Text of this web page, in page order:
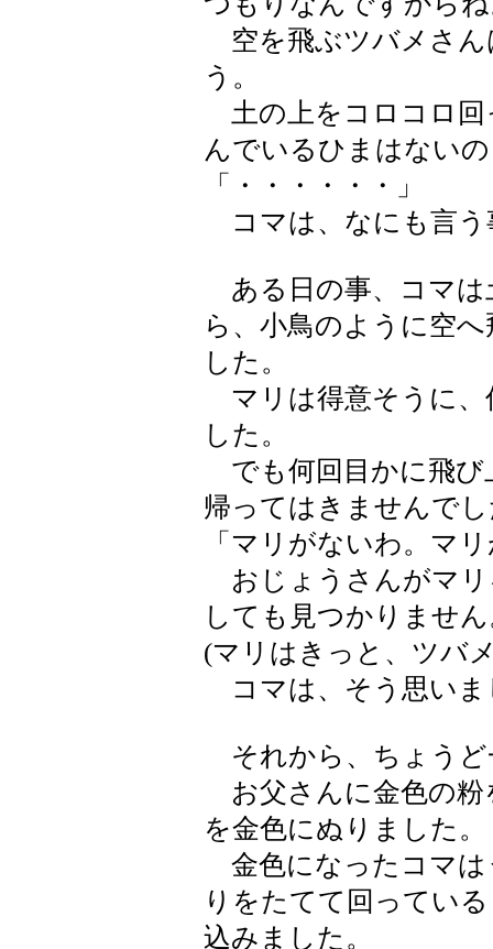
空を飛ぶツバメさん
う。
土の上をコロコロ回
んでいるひまはない
「・・・・・・」
コマは、なにも言う
ある日の事、コマは
ら、小鳥のように空
した。
マリは得意そうに、
した。
でも何回目かに飛び
帰ってはきませんで
「マリがないわ。マ
おじょうさんがマリ
しても見つかりませ
(マリはきっと、ツバ
コマは、そう思いま
それから、ちょうど
お父さんに金色の粉
を金色にぬりました。
金色になったコマは
りをたてて回ってい
込みました。